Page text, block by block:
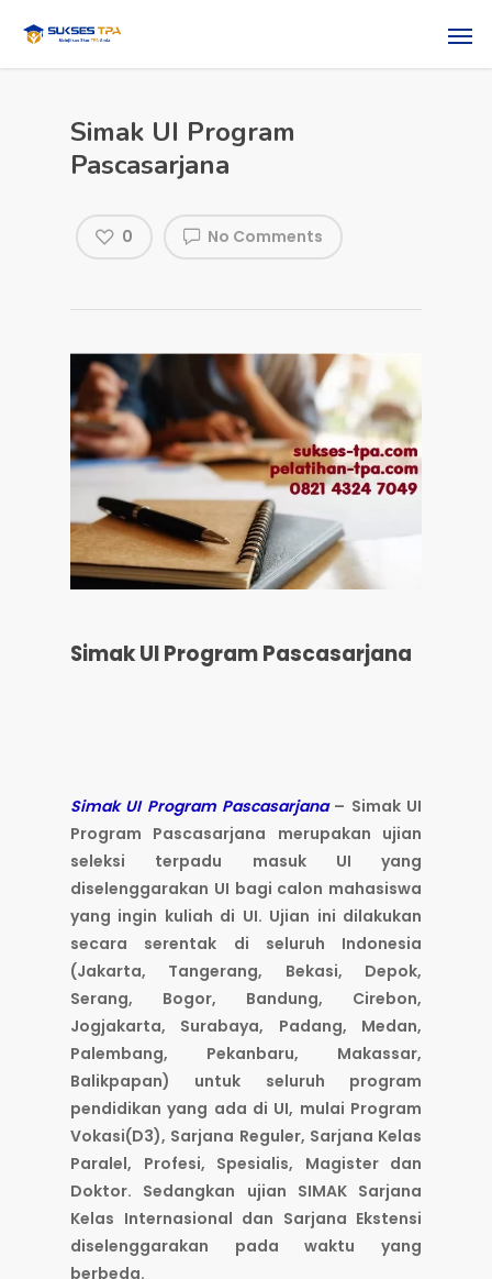
Simak UI Program
Pascasarjana
No Comments
0
Simak UI Program Pascasarjana
Simak UI Program Pascasarjana– Simak UI
Program Pascasarjana merupakan ujian
seleksi terpadu masuk UI yang
diselenggarakan UI bagi calon mahasiswa
yang ingin kuliah di UI. Ujian ini dilakukan
secara serentak di seluruh Indonesia
(Jakarta, Tangerang, Bekasi, Depok,
Serang, Bogor, Bandung, Cirebon,
Jogjakarta, Surabaya, Padang, Medan,
Palembang, Pekanbaru, Makassar,
Balikpapan) untuk seluruh program
pendidikan yang ada di UI, mulai Program
Vokasi(D3), Sarjana Reguler, Sarjana Kelas
Paralel, Profesi, Spesialis, Magister dan
Doktor. Sedangkan ujian SIMAK Sarjana
Kelas Internasional dan Sarjana Ekstensi
diselenggarakan pada waktu yang
berbeda.